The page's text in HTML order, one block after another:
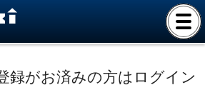
録がお済みの方はログイン